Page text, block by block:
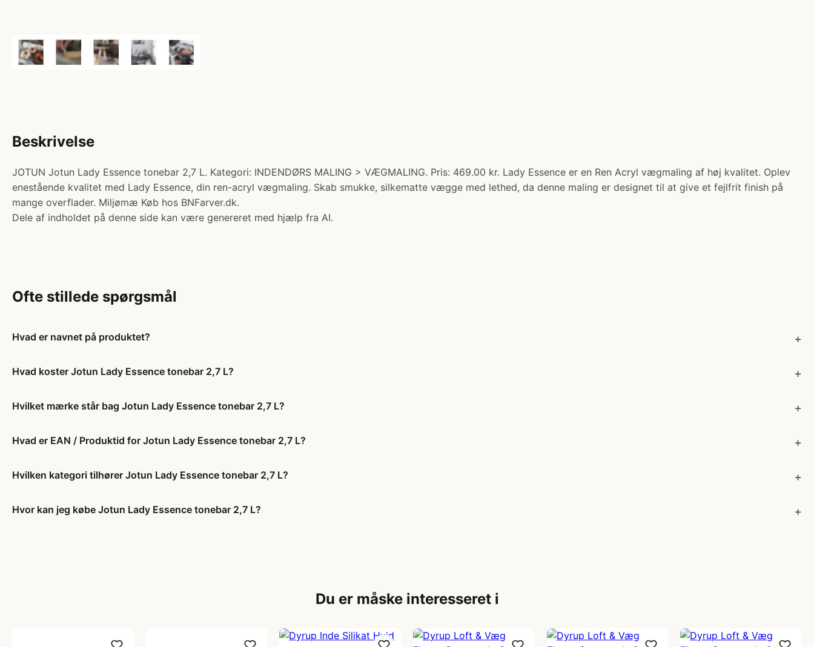
Beskrivelse
JOTUN Jotun Lady Essence tonebar 2,7 L. Kategori: INDENDØRS MALING > VÆGMALING. Pris: 469.00 kr. Lady Essence er en Ren Acryl vægmaling af høj kvalitet. Oplev
enestående kvalitet med Lady Essence, din ren-acryl vægmaling. Skab smukke, silkematte vægge med lethed, da denne maling er designet til at give et fejlfrit finish på
mange overflader. Miljømæ Køb hos BNFarver.dk.
Dele af indholdet på denne side kan være genereret med hjælp fra AI.
Ofte stillede spørgsmål
Hvad er navnet på produktet?
Hvad koster Jotun Lady Essence tonebar 2,7 L?
Hvilket mærke står bag Jotun Lady Essence tonebar 2,7 L?
Hvad er EAN / Produktid for Jotun Lady Essence tonebar 2,7 L?
Hvilken kategori tilhører Jotun Lady Essence tonebar 2,7 L?
Hvor kan jeg købe Jotun Lady Essence tonebar 2,7 L?
Du er måske interesseret i